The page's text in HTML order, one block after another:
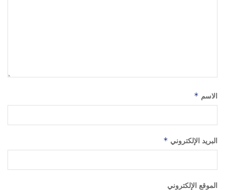
الاسم *
البريد الإلكتروني *
الموقع الإلكتروني